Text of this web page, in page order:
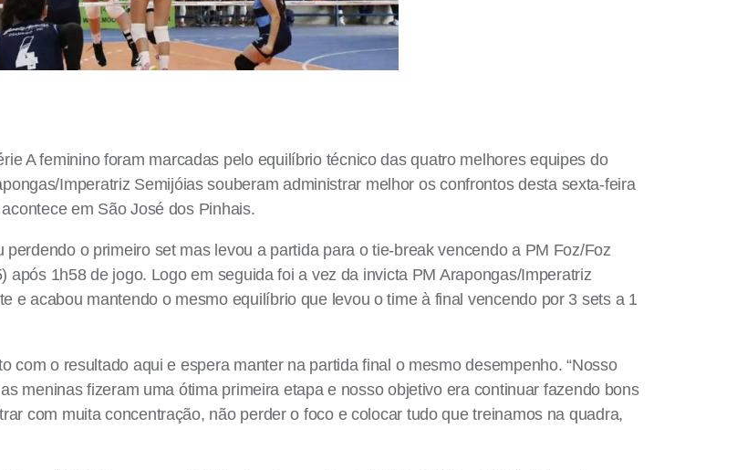
A feminino foram marcadas pelo equilíbrio técnico das quatro melhores equipes do
Imperatriz Semijóias souberam administrar melhor os confrontos desta sexta-feira
em São José dos Pinhais.
o primeiro set mas levou a partida para o tie-break vencendo a PM Foz/Foz
1h58 de jogo. Logo em seguida foi a vez da invicta PM Arapongas/Imperatriz
e acabou mantendo o mesmo equilíbrio que levou o time à final vencendo por 3 sets a 1
com o resultado aqui e espera manter na partida final o mesmo desempenho. “Nosso
meninas fizeram uma ótima primeira etapa e nosso objetivo era continuar fazendo bons
com muita concentração, não perder o foco e colocar tudo que treinamos na quadra,